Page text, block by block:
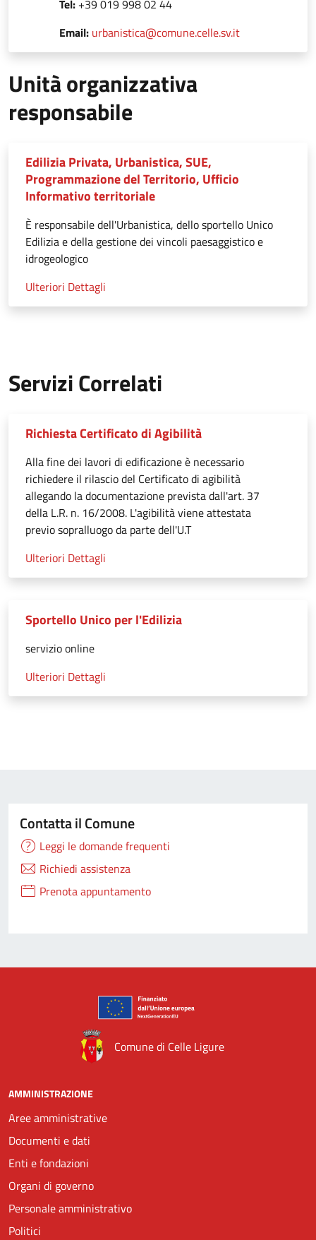
Tel: +39 019 998 02 44
Email: urbanistica@comune.celle.sv.it
Unità organizzativa
responsabile
Edilizia Privata, Urbanistica, SUE,
Programmazione del Territorio, Ufficio
Informativo territoriale
È responsabile dell'Urbanistica, dello sportello Unico
Edilizia e della gestione dei vincoli paesaggistico e
idrogeologico
Ulteriori Dettagli
Servizi Correlati
Richiesta Certificato di Agibilità
Alla fine dei lavori di edificazione è necessario
richiedere il rilascio del Certificato di agibilità
allegando la documentazione prevista dall'art. 37
della L.R. n. 16/2008. L'agibilità viene attestata
previo sopralluogo da parte dell'U.T
Ulteriori Dettagli
Sportello Unico per l'Edilizia
servizio online
Ulteriori Dettagli
Contatta il Comune
Leggi le domande frequenti
Richiedi assistenza
Prenota appuntamento
Comune di Celle Ligure
AMMINISTRAZIONE
Aree amministrative
Documenti e dati
Enti e fondazioni
Organi di governo
Personale amministrativo
Politici